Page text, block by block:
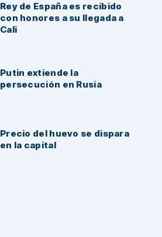
Rey de España es recibido
con honores a su llegada a
Cali
Putin extiende la
persecución en Rusia
Precio del huevo se dispara
en la capital